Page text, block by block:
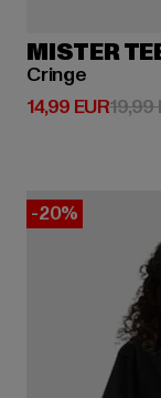
MISTER
Cringe
14,99 EUR
Derzeitiger19,99
-20%